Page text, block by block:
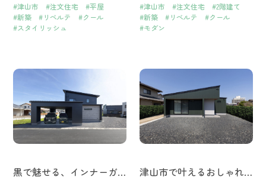
#津山市 #注文住宅
#平屋
#新築
#リベルテ
#クール
#スタイリッシュ
#津山市 #注文住宅
#2階建て
#新築
#リベルテ
#クール
#モダン
黒で魅せる、インナーガレージのある暮らし。岡山県勝央町の洗練された家 津山市で叶えるおしゃれな家｜上質さと暮らしやすさを両立した3LDKの住まい